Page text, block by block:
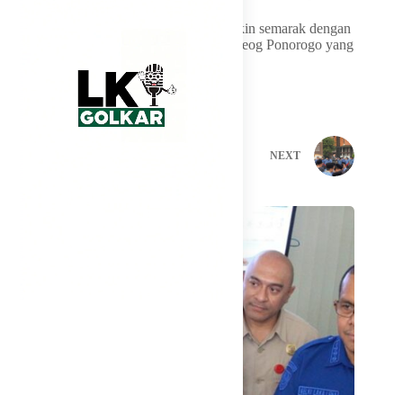
Suasana penutupan TMMD Ke-128 semakin semarak dengan
penampilan hiburan rakyat dan kesenian Reog Ponorogo yang
disambut antusias masyarakat.
NEXT